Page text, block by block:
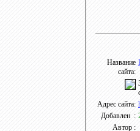
Название
сайта:
Адрес сайта:
Добавлен :
Автор :